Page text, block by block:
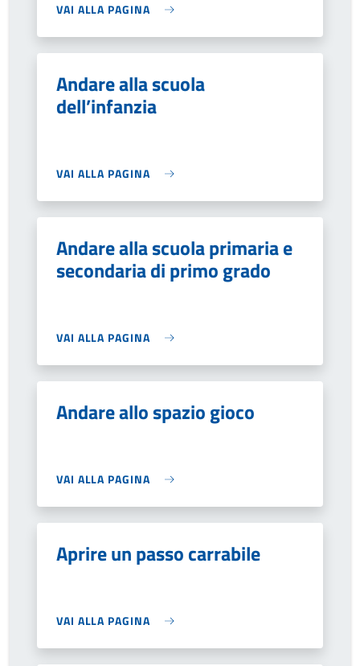
VAI ALLA PAGINA
Andare alla scuola
dell’infanzia
VAI ALLA PAGINA
Andare alla scuola primaria e
secondaria di primo grado
VAI ALLA PAGINA
Andare allo spazio gioco
VAI ALLA PAGINA
Aprire un passo carrabile
VAI ALLA PAGINA